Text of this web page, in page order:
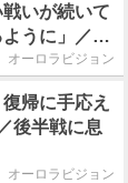
いが続いて
うに」／後
オーロラビジョン
帰に手応え
後半戦に息
オーロラビジョン